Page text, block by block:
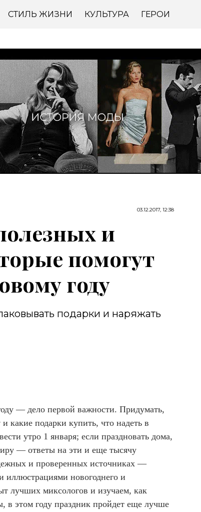
СТИЛЬ ЖИЗНИ КУЛЬТУРА ГЕРОИ
03.12.2017, 12:38
и
помогут
году
подарки и наряжать
— дело первой важности. Придумать,
какие подарки купить, что надеть в
утро 1 января; если праздновать дома,
— ответы на эти и еще тысячу
и проверенных источниках —
новогоднего и
лучших миксологов и изучаем, как
в этом году праздник пройдет еще лучше